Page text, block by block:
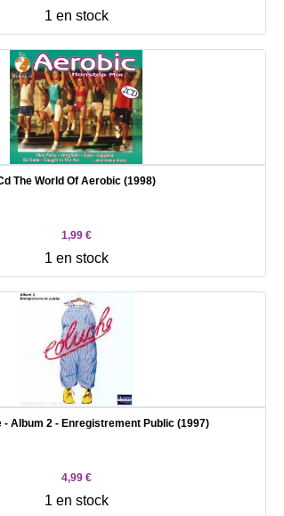
1 en stock
The World Of Aerobic (1998)
1,99 €
1 en stock
- Album 2 - Enregistrement Public (1997)
4,99 €
1 en stock